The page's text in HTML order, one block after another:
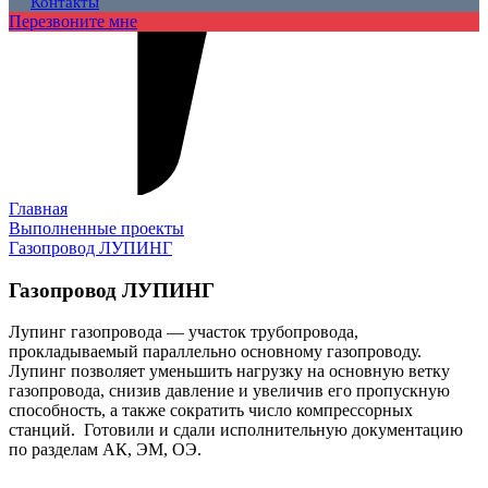
Перезвоните мне
Главная
Выполненные проекты
Газопровод ЛУПИНГ
Газопровод ЛУПИНГ
Лупинг газопровода — участок трубопровода,
прокладываемый параллельно основному газопроводу.
Лупинг позволяет уменьшить нагрузку на основную ветку
газопровода, снизив давление и увеличив его пропускную
способность, а также сократить число компрессорных
станций. Готовили и сдали исполнительную документацию
по разделам АК, ЭМ, ОЭ.